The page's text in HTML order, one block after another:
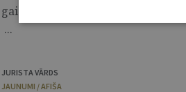
gaidāma spraiga un patiesi
...
JURISTA VĀRDS
JAUNUMI / AFIŠA